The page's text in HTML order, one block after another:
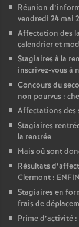
Réunion
vendredi 24 mai
Affectation des
calendrier et
Stagiaires à la
inscrivez-vous
Concours du
non pourvus :
Affectations des
Stagiaires
la rentrée
Mais où sont
Résultats
Clermont : ENFIN
Stagiaires en
frais de
Prime d’activité